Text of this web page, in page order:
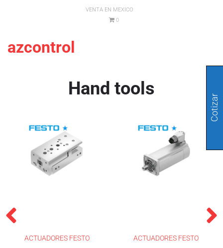
VENTA EN MEXICO
0
azcontrol
Hand tools
ACTUADORES FESTO ACTUADORES FESTO
Cotizar